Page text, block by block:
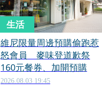
生活
維尼限量周邊預購偷跑惹
怒會員 麥味登道歉祭
160元餐券、加開預購
2026.08.03 19:45